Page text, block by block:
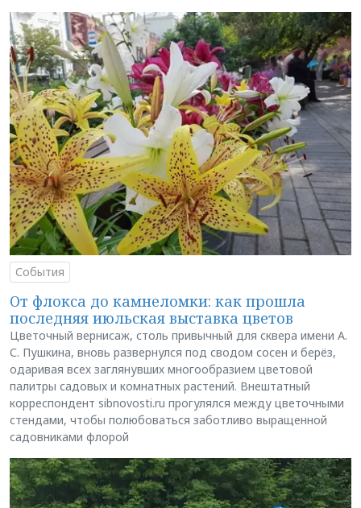
События
От флокса до камнеломки: как прошла
последняя июльская выставка цветов
Цветочный вернисаж, столь привычный для сквера имени А.
С. Пушкина, вновь развернулся под сводом сосен и берёз,
одаривая всех заглянувших многообразием цветовой
палитры садовых и комнатных растений. Внештатный
корреспондент sibnovosti.ru прогулялся между цветочными
стендами, чтобы полюбоваться заботливо выращенной
садовниками флорой